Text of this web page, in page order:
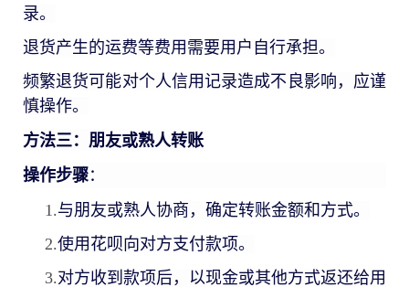
录。
退货产生的运费等费用需要用户自行承担。
频繁退货可能对个人信用记录造成不良影响，应谨
慎操作。
方法三：朋友或熟人转账
操作步骤：
1.与朋友或熟人协商，确定转账金额和方式。
2.使用花呗向对方支付款项。
3.对方收到款项后，以现金或其他方式返还给用